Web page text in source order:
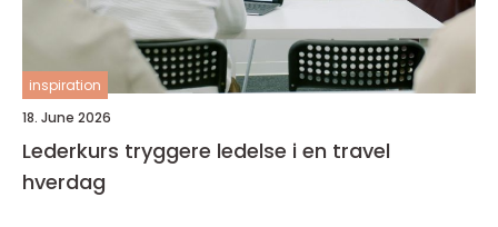
inspiration
18. June 2026
Lederkurs tryggere ledelse i en travel
hverdag